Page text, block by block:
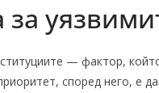
— фактор,
според него, е